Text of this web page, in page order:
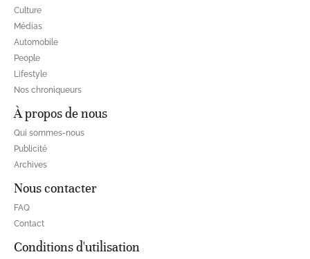
Culture
Médias
Automobile
People
Lifestyle
Nos chroniqueurs
À propos de nous
Qui sommes-nous
Publicité
Archives
Nous contacter
FAQ
Contact
Conditions d'utilisation